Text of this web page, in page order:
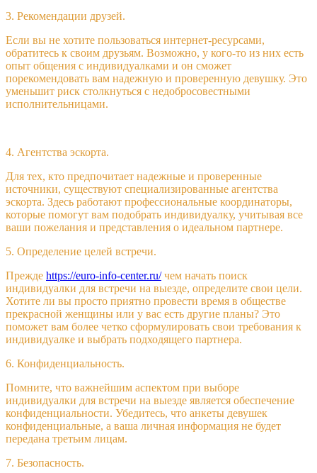
3. Рекомендации друзей.
Если вы не хотите пользоваться интернет-ресурсами,
обратитесь к своим друзьям. Возможно, у кого-то из них есть
опыт общения с индивидуалками и он сможет
порекомендовать вам надежную и проверенную девушку. Это
уменьшит риск столкнуться с недобросовестными
исполнительницами.
4. Агентства эскорта.
Для тех, кто предпочитает надежные и проверенные
источники, существуют специализированные агентства
эскорта. Здесь работают профессиональные координаторы,
которые помогут вам подобрать индивидуалку, учитывая все
ваши пожелания и представления о идеальном партнере.
5. Определение целей встречи.
Прежде https://euro-info-center.ru/чем начать поиск
индивидуалки для встречи на выезде, определите свои цели.
Хотите ли вы просто приятно провести время в обществе
прекрасной женщины или у вас есть другие планы? Это
поможет вам более четко сформулировать свои требования к
индивидуалке и выбрать подходящего партнера.
6. Конфиденциальность.
Помните, что важнейшим аспектом при выборе
индивидуалки для встречи на выезде является обеспечение
конфиденциальности. Убедитесь, что анкеты девушек
конфиденциальные, а ваша личная информация не будет
передана третьим лицам.
7. Безопасность.